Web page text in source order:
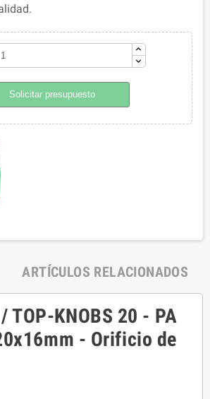
Solicitar presupuesto
ARTÍCULOS RELACIONADOS
TOP-KNOBS 20 - PA
- Orificio de